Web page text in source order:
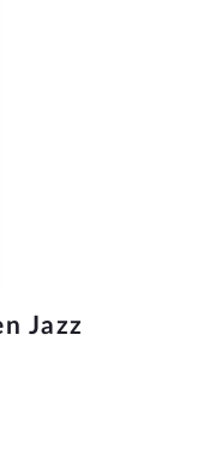
Jazz